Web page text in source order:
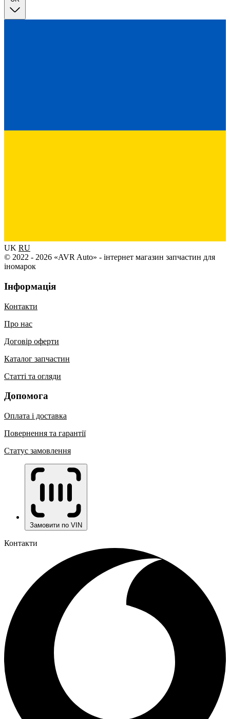
UK RU
© 2022 - 2026 «AVR Auto» - інтернет магазин запчастин для
іномарок
Інформація
Контакти
Про нас
Договір оферти
Каталог запчастин
Статті та огляди
Допомога
Оплата і доставка
Повернення та гарантії
Статус замовлення
Замовити по VIN
Контакти